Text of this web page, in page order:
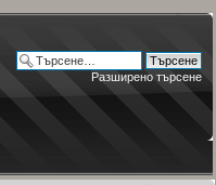
Разширено търсене